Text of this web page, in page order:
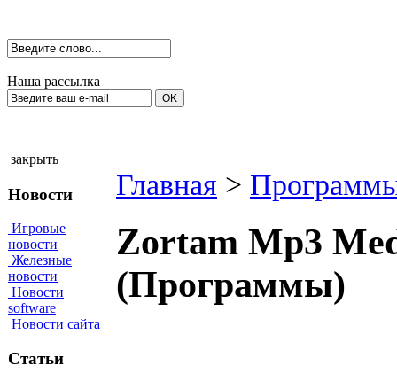
Наша рассылка
закрыть
Новости
Игровые
новости
Железные
новости
Новости
software
Новости сайта
Статьи
Главная >
Zortam Mp3
(Программы)